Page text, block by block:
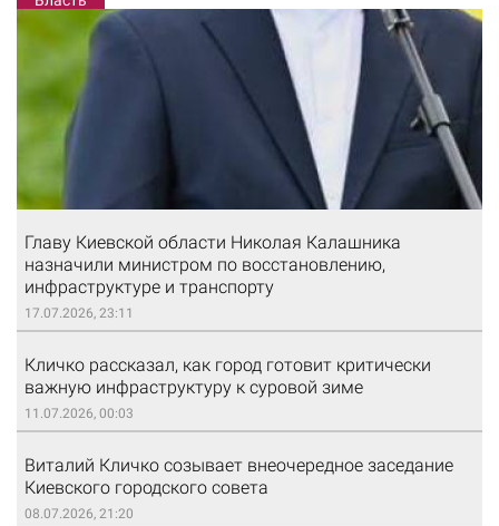
Главу Киевской области Николая Калашника
назначили министром по восстановлению,
инфраструктуре и транспорту
17.07.2026, 23:11
Кличко рассказал, как город готовит критически
важную инфраструктуру к суровой зиме
11.07.2026, 00:03
Виталий Кличко созывает внеочередное заседание
Киевского городского совета
08.07.2026, 21:20